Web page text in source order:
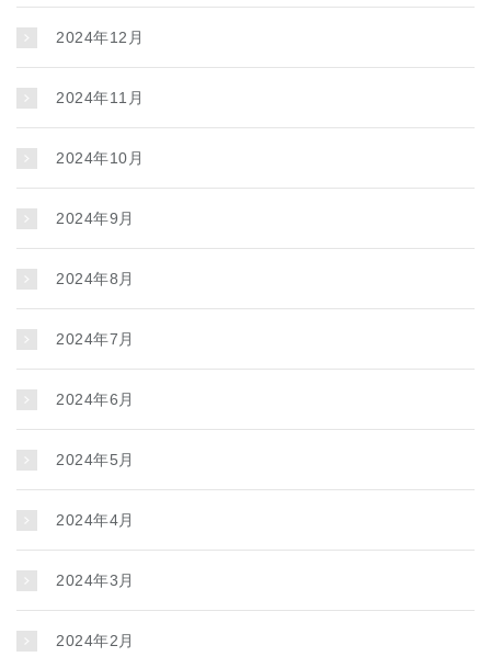
2024年12月
2024年11月
2024年10月
2024年9月
2024年8月
2024年7月
2024年6月
2024年5月
2024年4月
2024年3月
2024年2月